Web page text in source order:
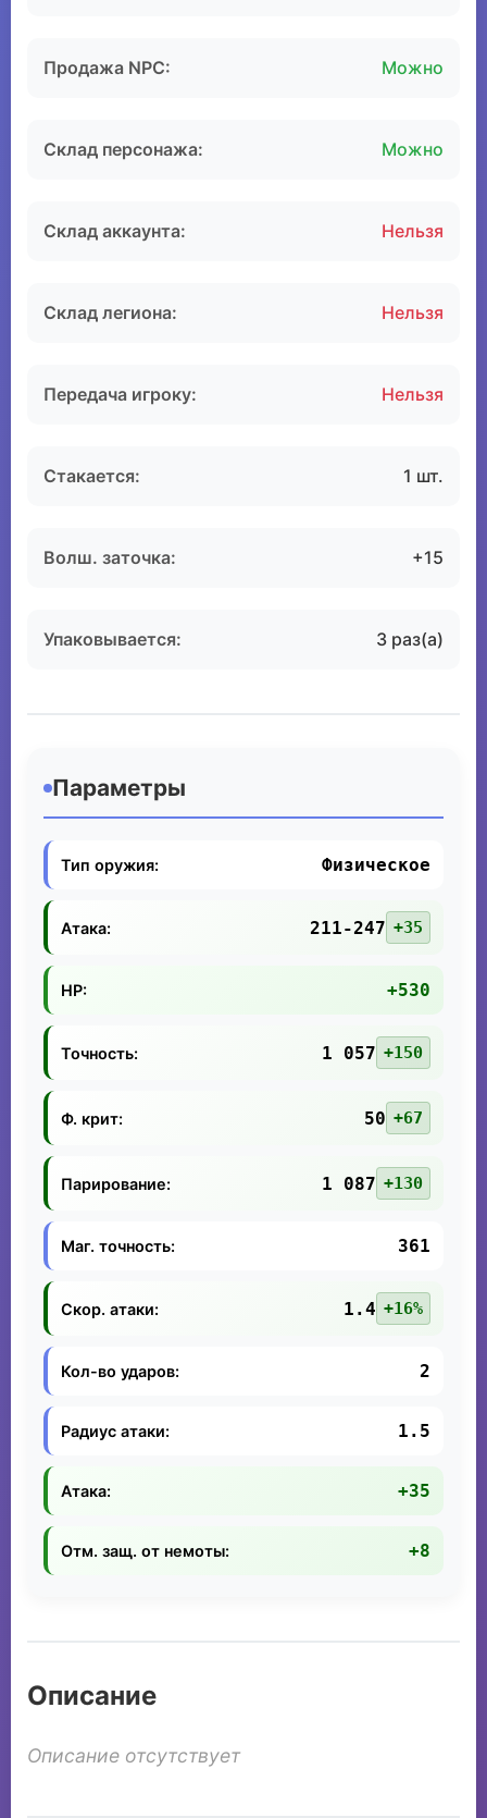
Продажа NPC: Можно
Склад персонажа: Можно
Склад аккаунта: Нельзя
Склад легиона: Нельзя
Передача игроку: Нельзя
Стакается: 1 шт.
Волш. заточка: +15
Упаковывается: 3 раз(а)
Параметры
Тип оружия: Физическое
Атака: 211-247 +35
HP: +530
Точность: 1 057 +150
Ф. крит: 50 +67
Парирование: 1 087 +130
Маг. точность: 361
Скор. атаки: 1.4 +16%
Кол-во ударов: 2
Радиус атаки: 1.5
Атака: +35
Отм. защ. от немоты: +8
Описание
Описание отсутствует